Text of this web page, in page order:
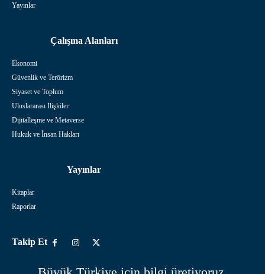
Yayınlar
Çalışma Alanları
Ekonomi
Güvenlik ve Terörizm
Siyaset ve Toplum
Uluslararası İlişkiler
Dijitalleşme ve Metaverse
Hukuk ve İnsan Hakları
Yayınlar
Kitaplar
Raporlar
Takip Et